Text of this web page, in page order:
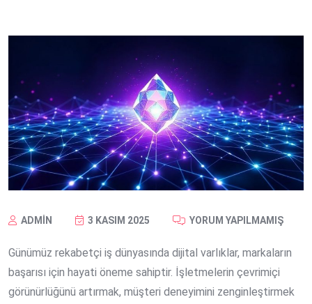
ADMIN 3 KASIM 2025 YORUM YAPILMAMIŞ
Günümüz rekabetçi iş dünyasında dijital varlıklar, markaların
başarısı için hayati öneme sahiptir. İşletmelerin çevrimiçi
görünürlüğünü artırmak, müşteri deneyimini zenginleştirmek